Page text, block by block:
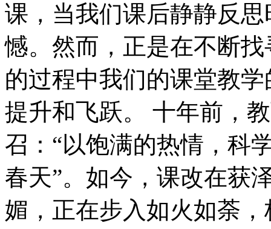
课，当我们课后静静反
憾。然而，正是在不断
的过程中我们的课堂教
提升和飞跃。 十年前，
召：“以饱满的热情，科
春天”。如今，课改在获
媚，正在步入如火如荼